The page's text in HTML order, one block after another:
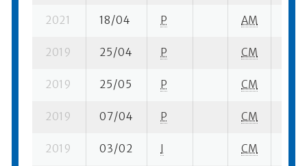
2021 18/04 P AM
2019 25/04 P CM
2019 25/05 P CM
2019 07/04 P CM
2019 03/02 I CM